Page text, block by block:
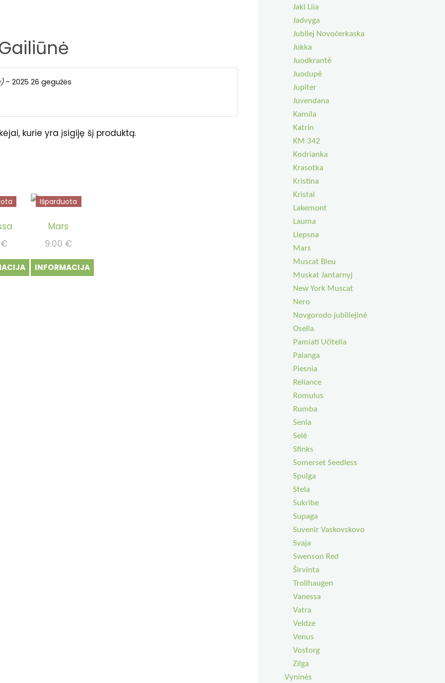
– 2025 26 gegužės
kurie yra įsigiję šį produktą.
€
Išparduota
Mars
9.00 €
INFORMACIJA
Jaki Liia
Jadvyga
Jubilej Novočerkaska
Jukka
Juodkrantė
Juodupė
Jupiter
Juvendana
Kamila
Katrin
KM 342
Kodrianka
Krasotka
Kristina
Kristal
Lakemont
Lauma
Liepsna
Mars
Muscat Bleu
Muskat Jantarnyj
New York Muscat
Nero
Novgorodo jubiliejinė
Osella
Pamiati Učitelia
Palanga
Piesnia
Reliance
Romulus
Rumba
Senia
Selė
Sfinks
Somerset Seedless
Spulga
Stela
Sukribe
Supaga
Suvenir Vaskovskovo
Svaja
Swenson Red
Širvinta
Trollhaugen
Vanessa
Vatra
Veldze
Venus
Vostorg
Zilga
Vyninės